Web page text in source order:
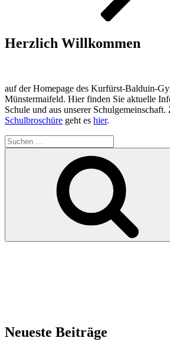
Herzlich Willkommen
auf der Homepage des Kurfürst-Balduin-
Münstermaifeld. Hier finden Sie aktuelle
Schule und aus unserer Schulgemeinschaft.
Schulbroschüre geht es hier.
Suchen
nach:
Neueste Beiträge